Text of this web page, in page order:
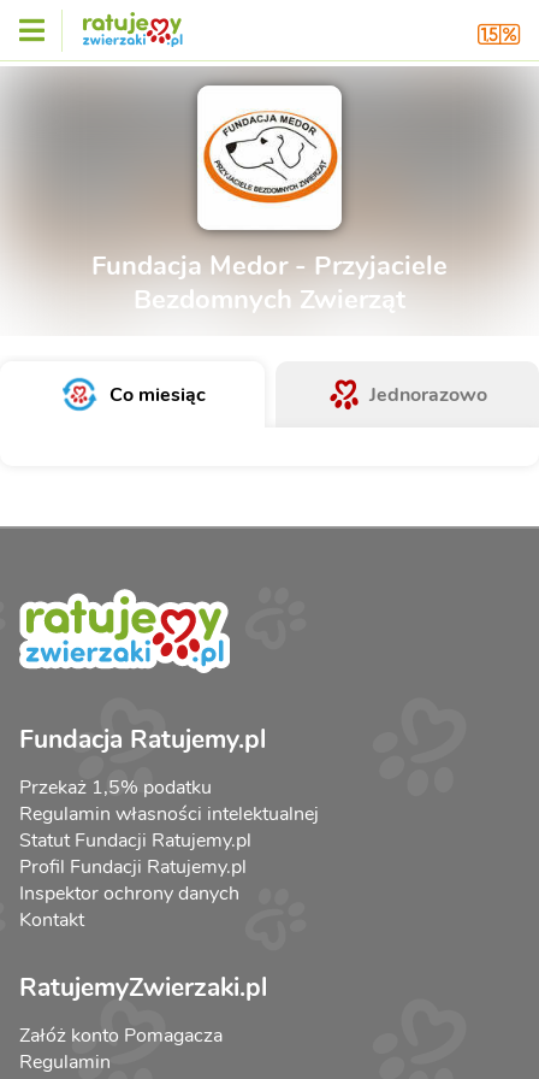
Fundacja Medor - Przyjaciele
Bezdomnych Zwierząt
Co miesiąc Jednorazowo
Fundacja Ratujemy.pl
Przekaż 1,5% podatku
Regulamin własności intelektualnej
Statut Fundacji Ratujemy.pl
Profil Fundacji Ratujemy.pl
Inspektor ochrony danych
Kontakt
RatujemyZwierzaki.pl
Załóż konto Pomagacza
Regulamin